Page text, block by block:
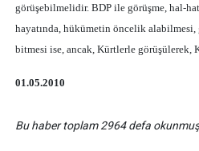
görüşebilmelidir. BDP ile görüşme, hal-
hayatında, hükümetin öncelik alabilmesi,
bitmesi ise, ancak, Kürtlerle
01.05.2010
Bu haber toplam 2964 defa